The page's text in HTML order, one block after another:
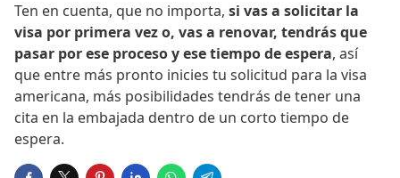
Ten en cuenta, que no importa, si vas a solicitar la
visa por primera vez o, vas a renovar, tendrás que
pasar por ese proceso y ese tiempo de espera, así
que entre más pronto inicies tu solicitud para la visa
americana, más posibilidades tendrás de tener una
cita en la embajada dentro de un corto tiempo de
espera.